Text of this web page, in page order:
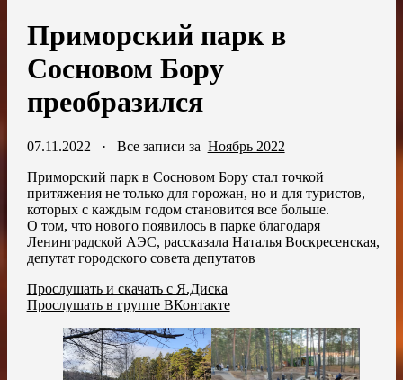
Приморский парк в
Сосновом Бору
преобразился
07.11.2022 · Все записи за Ноябрь 2022
Приморский парк в Сосновом Бору стал точкой
притяжения не только для горожан, но и для туристов,
которых с каждым годом становится все больше.
О том, что нового появилось в парке благодаря
Ленинградской АЭС, рассказала Наталья Воскресенская,
депутат городского совета депутатов
Прослушать и скачать с Я.Диска
Прослушать в группе ВКонтакте